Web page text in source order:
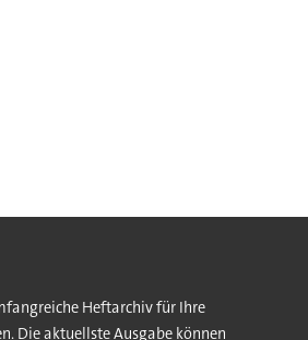
Heftarchiv für Ihre
Die aktuellste Ausgabe können